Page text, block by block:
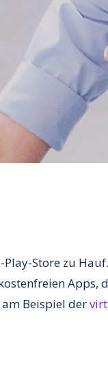
Store zu
Apps,
Beispiel der